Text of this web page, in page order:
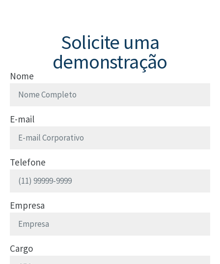
Solicite uma
demonstração
Nome
E-mail
Telefone
Empresa
Cargo